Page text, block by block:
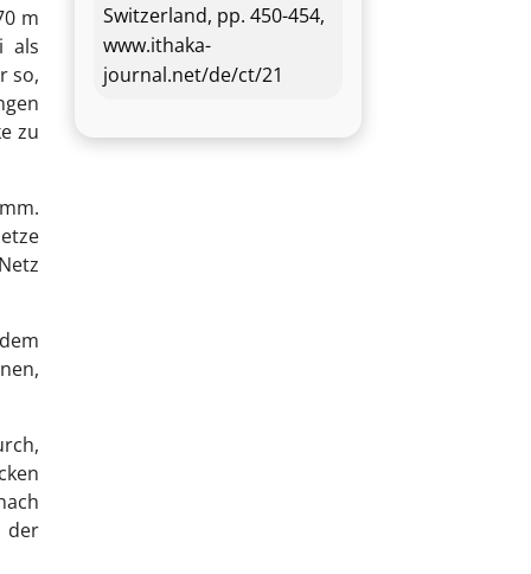
m
als
so,
zu
der
Switzerland, pp. 450-454,
www.ithaka-
journal.net/de/ct/21